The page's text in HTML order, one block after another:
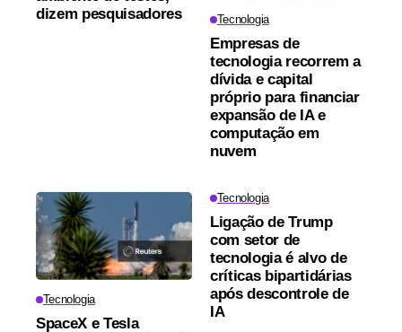
dizem pesquisadores
Tecnologia
Empresas de
tecnologia recorrem a
dívida e capital
próprio para financiar
expansão de IA e
computação em
nuvem
Tecnologia
SpaceX e Tesla
Tecnologia
Ligação de Trump
com setor de
tecnologia é alvo de
críticas bipartidárias
após descontrole de
IA